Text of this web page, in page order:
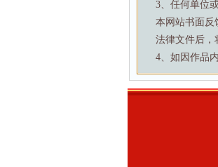
3、任何单位
本网站书面反
法律文件后，
4、如因作品